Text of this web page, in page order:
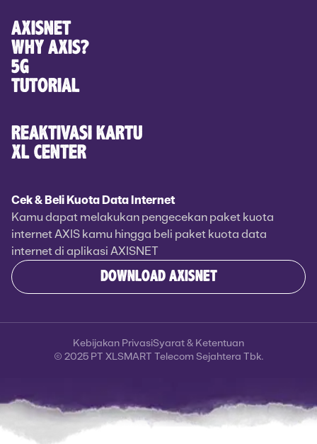
AXISNET
WHY AXIS?
5G
TUTORIAL
REAKTIVASI KARTU
XL CENTER
Cek & Beli Kuota Data Internet
Kamu dapat melakukan pengecekan paket kuota
internet AXIS kamu hingga beli paket kuota data
internet di aplikasi AXISNET
DOWNLOAD AXISNET
© 2025 PT XLSMART Telecom Sejahtera Tbk.
Kebijakan PrivasiSyarat & Ketentuan